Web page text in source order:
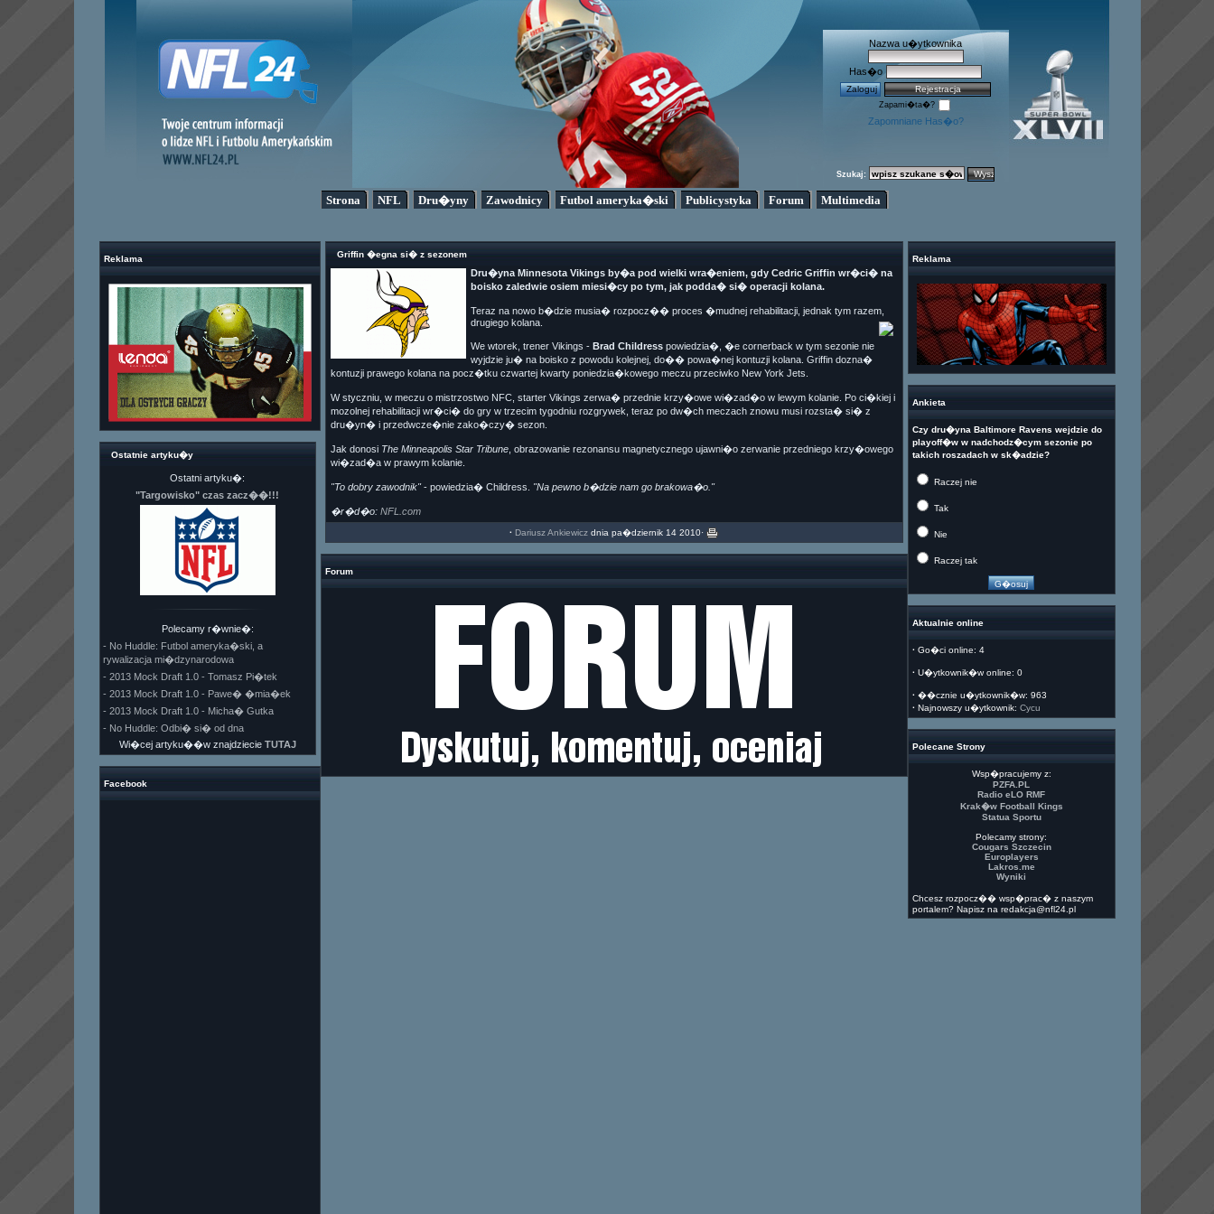
Nazwa u�ytkownika
Has�o
Zapami�ta�?
Zapomniane Has�o?
Szukaj:
Strona NFL Dru�yny Zawodnicy Futbol ameryka�ski Publicystyka Forum Multimedia
Reklama
Ostatnie artyku�y
Ostatni artyku�:
"Targowisko" czas zacz��!!!
Polecamy r�wnie�:
- No Huddle: Futbol ameryka�ski, a
rywalizacja mi�dzynarodowa
- 2013 Mock Draft 1.0 - Tomasz Pi�tek
- 2013 Mock Draft 1.0 - Pawe� �mia�ek
- 2013 Mock Draft 1.0 - Micha� Gutka
- No Huddle: Odbi� si� od dna
Wi�cej artyku��w znajdziecie TUTAJ
Facebook
Griffin �egna si� z sezonem
Dru�yna Minnesota Vikings by�a pod wielki wra�eniem, gdy Cedric Griffin wr�ci� na
boisko zaledwie osiem miesi�cy po tym, jak podda� si� operacji kolana.
Teraz na nowo b�dzie musia� rozpocz�� proces �mudnej rehabilitacji, jednak tym razem,
drugiego kolana.
We wtorek, trener Vikings - Brad Childresspowiedzia�, �e cornerback w tym sezonie nie
wyjdzie ju� na boisko z powodu kolejnej, do�� powa�nej kontuzji kolana. Griffin dozna�
kontuzji prawego kolana na pocz�tku czwartej kwarty poniedzia�kowego meczu przeciwko New York Jets.
W styczniu, w meczu o mistrzostwo NFC, starter Vikings zerwa� przednie krzy�owe wi�zad�o w lewym kolanie. Po ci�kiej i
mozolnej rehabilitacji wr�ci� do gry w trzecim tygodniu rozgrywek, teraz po dw�ch meczach znowu musi rozsta� si� z
dru�yn� i przedwcze�nie zako�czy� sezon.
Jak donosi The Minneapolis Star Tribune, obrazowanie rezonansu magnetycznego ujawni�o zerwanie przedniego krzy�owego
wi�zad�a w prawym kolanie.
"To dobry zawodnik"- powiedzia� Childress. "Na pewno b�dzie nam go brakowa�o."
�r�d�o: NFL.com
· Dariusz Ankiewiczdnia pa�dziernik 14 2010·
Forum
Reklama
Ankieta
Czy dru�yna Baltimore Ravens wejdzie do
playoff�w w nadchodz�cym sezonie po
takich roszadach w sk�adzie?
Raczej nie
Tak
Nie
Raczej tak
Aktualnie online
· Go�ci online: 4
· U�ytkownik�w online: 0
· ��cznie u�ytkownik�w: 963
· Najnowszy u�ytkownik: Cycu
Polecane Strony
Wsp�pracujemy z:
PZFA.PL
Radio eLO RMF
Krak�w Football Kings
Statua Sportu
Polecamy strony:
Cougars Szczecin
Europlayers
Lakros.me
Wyniki
Chcesz rozpocz�� wsp�prac� z naszym
portalem? Napisz na redakcja@nfl24.pl